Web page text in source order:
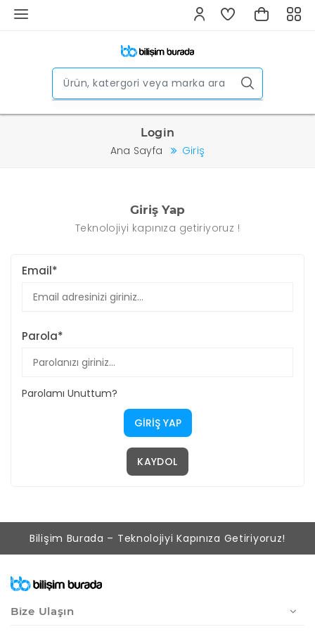
Login
Ana Sayfa Giriş
Giriş Yap
Teknolojiyi kapınıza getiriyoruz !
Email*
Parola*
Parolamı Unuttum?
GIRIŞ YAP
KAYDOL
Bilişim Burada – Teknolojiyi Kapınıza Getiriyoruz!
Bize Ulaşın